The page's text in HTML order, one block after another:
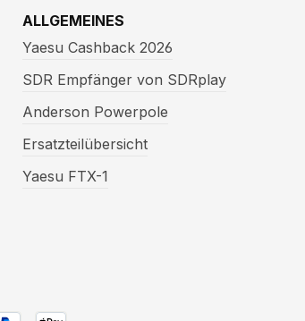
ALLGEMEINES
Yaesu Cashback 2026
SDR Empfänger von SDRplay
Anderson Powerpole
Ersatzteilübersicht
Yaesu FTX-1